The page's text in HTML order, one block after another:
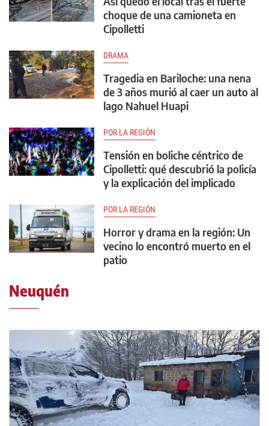
choque de una camioneta en
Cipolletti
DRAMA
Tragedia en Bariloche: una nena
de 3 años murió al caer un auto al
lago Nahuel Huapi
POR LA REGIÓN
Tensión en boliche céntrico de
Cipolletti: qué descubrió la policía
y la explicación del implicado
POR LA REGIÓN
Horror y drama en la región: Un
vecino lo encontró muerto en el
patio
Neuquén